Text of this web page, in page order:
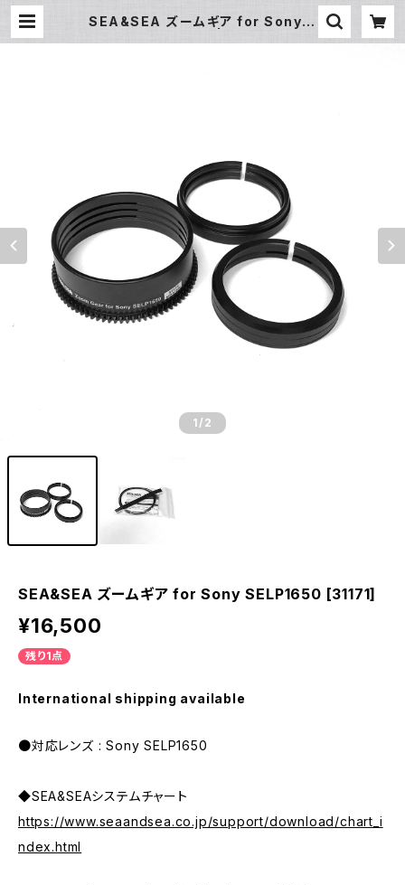
SEA&SEA ズームギア for Sony S
1 /2
SEA&SEA ズームギア for Sony SELP1650 [31171]
¥16,500
残り1点
International shipping available
●対応レンズ : Sony SELP1650
◆SEA&SEAシステムチャート
https://www.seaandsea.co.jp/support/download/chart_i
ndex.html